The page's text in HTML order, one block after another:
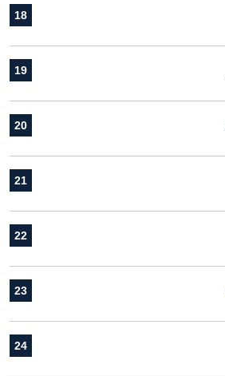
18
19
20
21
22
23
24